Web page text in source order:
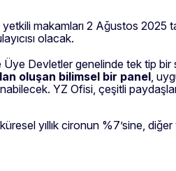
makamları 2 Ağustos 2025
olacak.
Üye Devletler genelinde tek tip bir
oluşan bilimsel bir panel,
YZ Ofisi, çeşitli
yıllık cironun %7’sine,